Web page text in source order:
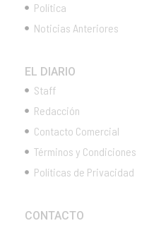
Política
Noticias Anteriores
EL DIARIO
Staff
Redacción
Contacto Comercial
Términos y Condiciones
Políticas de Privacidad
CONTACTO